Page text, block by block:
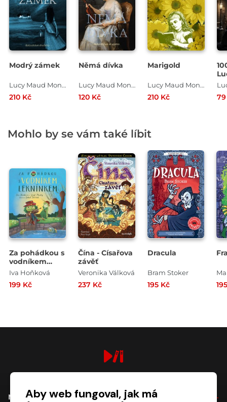
Modrý zámek
Lucy Maud Montgomery
210 Kč
Němá dívka
Lucy Maud Montgomery
120 Kč
Marigold
Lucy Maud Montgomery
210 Kč
Mohlo by se vám také líbit
Za pohádkou s
vodníkem
Leknínkem
Iva Hoňková
199 Kč
Čína - Císařova
závěť
Veronika Válková
237 Kč
Dracula
Bram Stoker
195 Kč
NÁKUPAby web fungoval, jak má